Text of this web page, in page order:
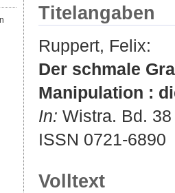
Titelangaben
Ruppert, Felix:
Der schmale
Manipulation :
In: Wistra. Bd.
ISSN 0721-6890
Volltext